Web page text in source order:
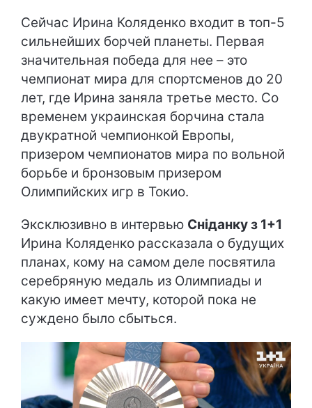
Сейчас Ирина Коляденко входит в топ-5
сильнейших борчей планеты. Первая
значительная победа для нее – это
чемпионат мира для спортсменов до 20
лет, где Ирина заняла третье место. Со
временем украинская борчина стала
двукратной чемпионкой Европы,
призером чемпионатов мира по вольной
борьбе и бронзовым призером
Олимпийских игр в Токио.
Эксклюзивно в интервью Сніданку з 1+1
Ирина Коляденко рассказала о будущих
планах, кому на самом деле посвятила
серебряную медаль из Олимпиады и
какую имеет мечту, которой пока не
суждено было сбыться.